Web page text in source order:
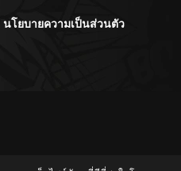
นโยบายความเป็นส่วนตัว